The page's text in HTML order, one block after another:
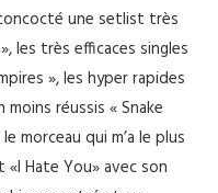
une setlist très
les très efficaces singles
», les hyper rapides
moins réussis « Snake
morceau qui m’a le plus
Hate You» avec son